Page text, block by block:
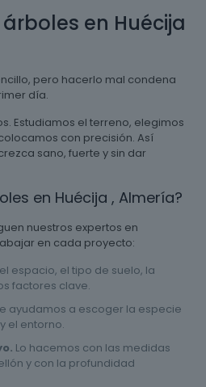
en Huécija
pero hacerlo mal condena
día.
Estudiamos el terreno, elegimos
con precisión. Así
sano, fuerte y sin dar
en Huécija , Almería?
nuestros expertos en
en cada proyecto:
espacio, el tipo de suelo, la
factores clave.
ayudamos a escoger la especie
el entorno.
Lo hacemos con las medidas
y con la profundidad